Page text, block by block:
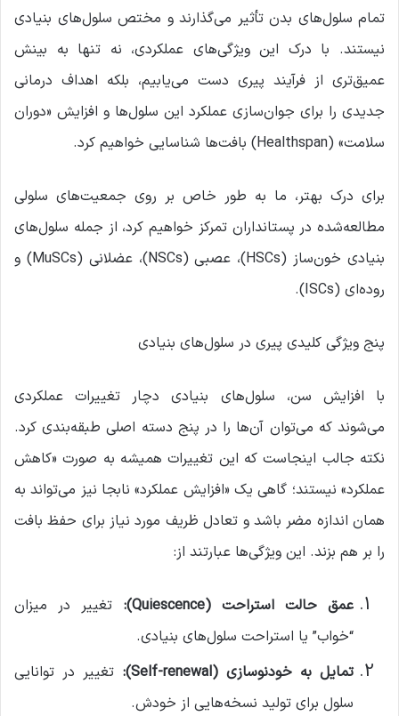
تمام سلول‌های بدن تأثیر می‌گذارند و مختص سلول‌های بنیادی
نیستند. با درک این ویژگی‌های عملکردی، نه تنها به بینش
عمیق‌تری از فرآیند پیری دست می‌یابیم، بلکه اهداف درمانی
جدیدی را برای جوان‌سازی عملکرد این سلول‌ها و افزایش «دوران
سلامت» (Healthspan) بافت‌ها شناسایی خواهیم کرد.
برای درک بهتر، ما به طور خاص بر روی جمعیت‌های سلولی
مطالعه‌شده در پستانداران تمرکز خواهیم کرد، از جمله سلول‌های
بنیادی خون‌ساز (HSCs)، عصبی (NSCs)، عضلانی (MuSCs) و
روده‌ای (ISCs).
پنج ویژگی کلیدی پیری در سلول‌های بنیادی
با افزایش سن، سلول‌های بنیادی دچار تغییرات عملکردی
می‌شوند که می‌توان آن‌ها را در پنج دسته اصلی طبقه‌بندی کرد.
نکته جالب اینجاست که این تغییرات همیشه به صورت «کاهش
عملکرد» نیستند؛ گاهی یک «افزایش عملکرد» نابجا نیز می‌تواند به
همان اندازه مضر باشد و تعادل ظریف مورد نیاز برای حفظ بافت
را بر هم بزند. این ویژگی‌ها عبارتند از:
عمق حالت استراحت (Quiescence):
تغییر در میزان
“خواب” یا استراحت سلول‌های بنیادی.
تمایل به خودنوسازی (Self-renewal):
تغییر در توانایی
سلول برای تولید نسخه‌هایی از خودش.